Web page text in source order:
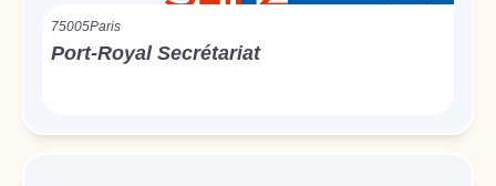
75005Paris
Port-Royal Secrétariat